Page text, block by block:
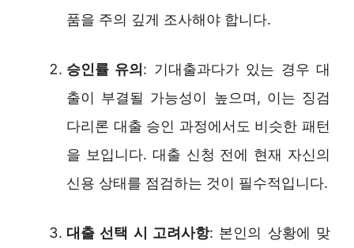
품을 주의 깊게 조사해야 합니다.
승인률 유의: 기대출과다가 있는 경우 대
출이 부결될 가능성이 높으며, 이는 징검
다리론 대출 승인 과정에서도 비슷한 패턴
을 보입니다. 대출 신청 전에 현재 자신의
신용 상태를 점검하는 것이 필수적입니다.
대출 선택 시 고려사항: 본인의 상황에 맞